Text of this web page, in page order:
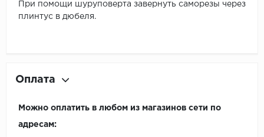
При помощи шуруповерта завернуть саморезы через
плинтус в дюбеля.
Оплата
Можно оплатить в любом из магазинов сети по
адресам: